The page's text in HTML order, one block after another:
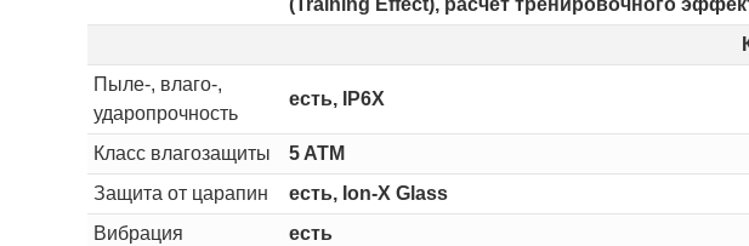
(Training Effect), расчет тренировочного
Пыле-, влаго-,
ударопрочность
есть, IP6X
Класс влагозащиты
5 ATM
Защита от царапин
есть, Ion-X Glass
Вибрация
есть